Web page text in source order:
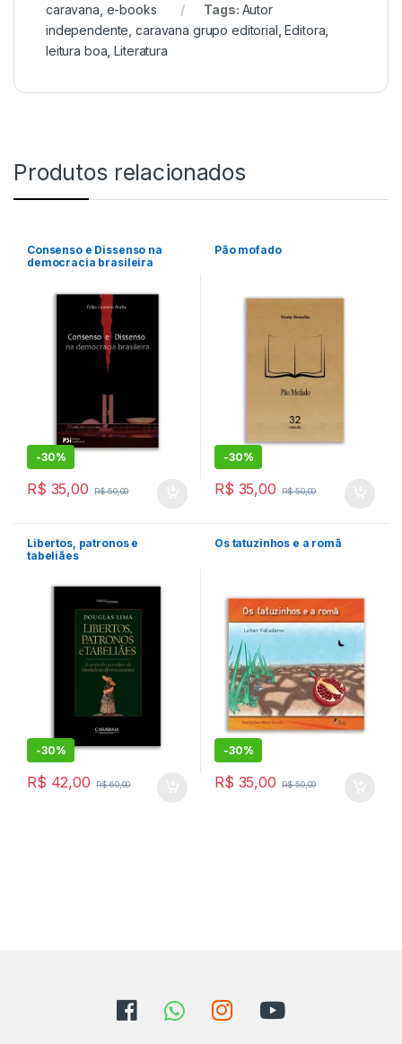
caravana e-books Tags: Autor
independente ,caravana grupo editorial ,Editora
leitura boa ,Literatura
Produtos relacionados
Consenso e Dissenso na
democracia brasileira
-30%
R$ 35,00 R$50,00
Pão mofado
-30%
R$ 35,00 R$50,00
Libertos, patronos e
tabeliães
-30%
R$ 42,00 R$60,00
Os tatuzinhos e a romã
-30%
R$ 35,00 R$50,00